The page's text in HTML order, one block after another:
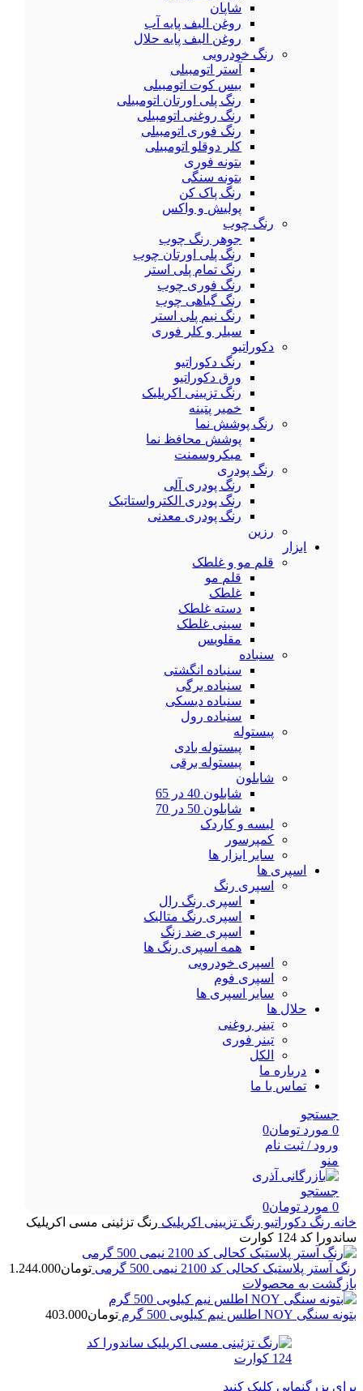
شاپان
روغن الیف پایه آب
روغن الیف پایه حلال
رنگ خودرویی
آستر اتومبیلی
بیس کوت اتومبیلی
رنگ پلی اورتان اتومبیلی
رنگ روغنی اتومبیلی
رنگ فوری اتومبیلی
کلر دوقلو اتومبیلی
بتونه فوری
بتونه سنگی
رنگ پاک کن
پولیش و واکس
رنگ چوب
جوهر رنگ چوب
رنگ پلی اورتان چوب
رنگ تمام پلی استر
رنگ فوری چوب
رنگ گیاهی چوب
رنگ نیم پلی استر
سیلر و کلر فوری
دکوراتیو
رنگ دکوراتیو
ورق دکوراتیو
رنگ تزیینی اکریلیک
خمیر پتینه
رنگ پوشش نما
پوشش محافظ نما
میکروسمنت
رنگ پودری
رنگ پودری آلی
رنگ پودری الکترواستاتیک
رنگ پودری معدنی
رزین
ابزار
قلم مو و غلطک
قلم مو
غلطک
دسته غلطک
سینی غلطک
مقلویس
سنباده
سنباده انگشتی
سنباده برگی
سنباده دیسکی
سنباده رول
پیستوله
پیستوله بادی
پیستوله برقی
شابلون
شابلون 40 در 65
شابلون 50 در 70
لیسه و کاردک
کمپرسور
سایر ابزار ها
اسپری ها
اسپری رنگ
اسپری رنگ رال
اسپری رنگ متالیک
اسپری ضد زنگ
همه اسپری رنگ ها
اسپری خودرویی
اسپری فوم
سایر اسپری ها
حلال ها
تینر روغنی
تینر فوری
الکل
درباره ما
تماس با ما
جستجو
0 مورد تومان0
ورود / ثبت نام
منو
جستجو
0 مورد تومان0
خانه رنگ دکوراتیو رنگ تزیینی اکریلیک رنگ تزئینی مسی اکریلیک
ساندورا کد 124 کوارت
رنگ آستر پلاستیک کحالی کد 2100 نیمی 500 گرمی تومان1.244.000
بازگشت به محصولات
بتونه سنگی NOY اطلس نیم کیلویی 500 گرم تومان403.000
برای بزرگنمایی کلیک کنید